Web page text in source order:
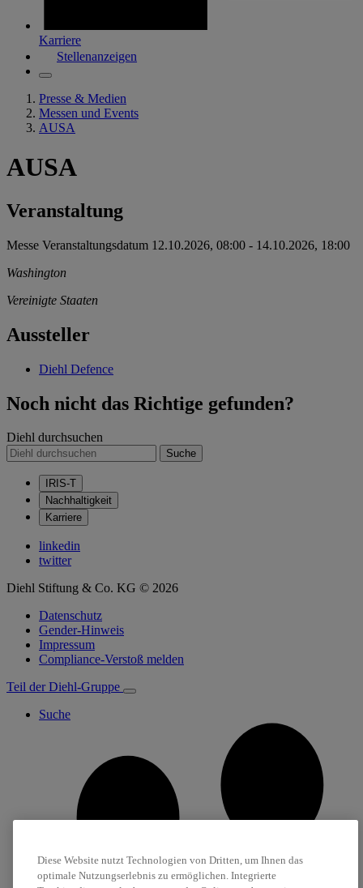
Karriere
Stellenanzeigen
Presse & Medien
Messen und Events
AUSA
AUSA
Veranstaltung
Messe Veranstaltungsdatum 12.10.2026, 08:00 - 14.10.2026, 18:00
Washington
Vereinigte Staaten
Aussteller
Diehl Defence
Noch nicht das Richtige gefunden?
Diehl durchsuchen
Suche
IRIS-T
Nachhaltigkeit
Karriere
linkedin
twitter
Diehl Stiftung & Co. KG © 2026
Datenschutz
Gender-Hinweis
Impressum
Compliance-Verstoß melden
Teil der Diehl-Gruppe
Suche
Diese Website nutzt Technologien von Dritten, um Ihnen das
optimale Nutzungserlebnis zu ermöglichen. Integrierte